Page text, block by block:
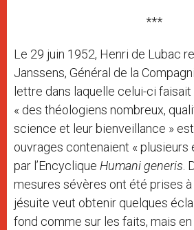
***
Le 29 juin 1952, Henri de Lubac
Janssens, Général de la
lettre dans laquelle celui-ci
« des théologiens nombreux,
science et leur bienveillance »
ouvrages contenaient « plusieurs
par l’Encyclique Humani generis.
mesures sévères ont été prises
jésuite veut obtenir quelques
fond comme sur les faits, mais en